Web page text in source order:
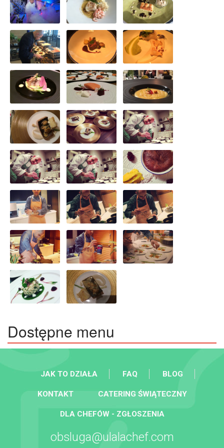
Dostępne menu
JAK TO DZIAŁA FAQ BLOG
KONTAKT CATERING ŚWIĄTECZNY
DLA CHEFÓW - ZGŁOSZENIA
obsluga@ulalachef.com